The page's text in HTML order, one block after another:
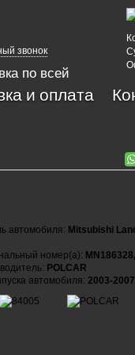
звонок
по всей
и оплата
автомобиля: Mitsubishi
номер(а):
POLCAR
автомобиля: 2003-2007